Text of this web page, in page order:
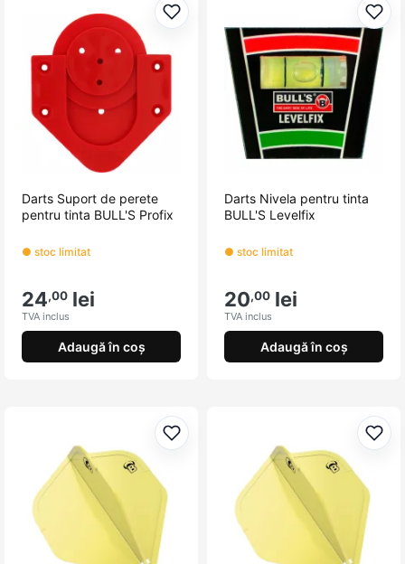
Adaugă la favorite
Darts Suport de perete
pentru tinta BULL'S Profix
● stoc limitat
24,00 lei
TVA inclus
Adaugă în coș
Darts Nivela pentru tinta
BULL'S Levelfix
● stoc limitat
20,00 lei
TVA inclus
Adaugă în coș
Adaugă la favorite